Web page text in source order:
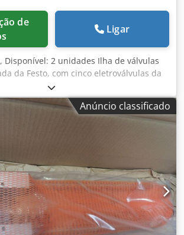
Ligar
, Disponível: 2 unidades Ilha de válvulas
da Festo, com cinco eletroválvulas da
Festo Tipo de equipamento: Ilha de
VSVA-B-P53E-ZD-A2-1T1L Número
de funcionamento: Eletroválvulas
V CC Faixa de pressão: 3 a 10 bar
Hno Asa Faixa de pressão: 45 a 145 psi
Conectores de encaixe pneumáticos Área
e tecnologia de automação
Anúncio classificado